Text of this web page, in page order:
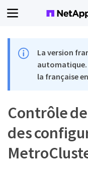
La version
automatique.
la française
Contrôle
des